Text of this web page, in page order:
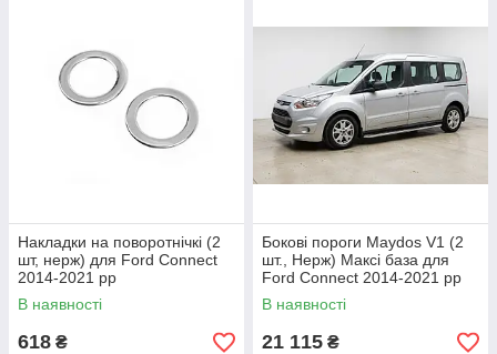
Накладки на поворотнічкі (2
шт, нерж) для Ford Connect
2014-2021 рр
В наявності
618 ₴
Бокові пороги Maydos V1 (2
шт., Нерж) Максі база для
Ford Connect 2014-2021 рр
В наявності
21 115 ₴